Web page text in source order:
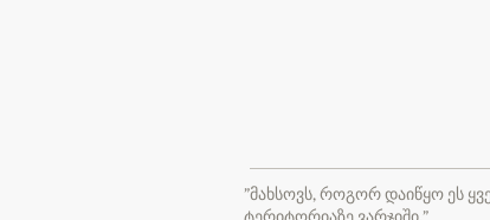
”მახსოვს, როგორ დაიწყო ეს
ტერიტორიაზე ვარჯიში.”